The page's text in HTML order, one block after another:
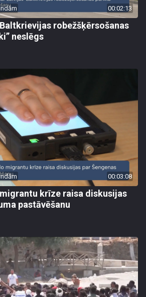
00:02:13
robežšķērsošanas
neslēgs
00:03:08
krīze raisa diskusijas
pastāvēšanu